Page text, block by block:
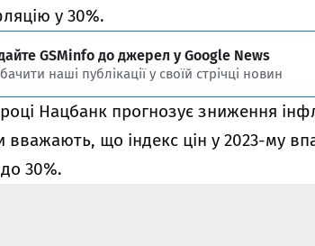
у 30%.
GSMinfo до джерел у Google News
наші публікації у своїй стрічці новин
Нацбанк прогнозує зниження
вважають, що індекс цін у 2023-му
30%.